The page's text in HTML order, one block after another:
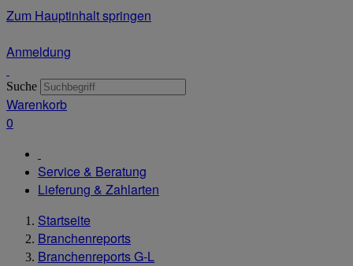
Zum Hauptinhalt springen
Anmeldung
Suche
Warenkorb
0
Service & Beratung
Lieferung & Zahlarten
Startseite
Branchenreports
Branchenreports G-L